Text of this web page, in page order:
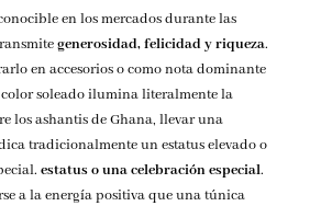
en los mercados durante las
generosidad, felicidad y riqueza.
en accesorios o como nota dominante
color soleado ilumina literalmente la
los ashantis de Ghana, llevar una
tradicionalmente un estatus elevado o
estatus o una celebración especial.
a la energía positiva que una túnica